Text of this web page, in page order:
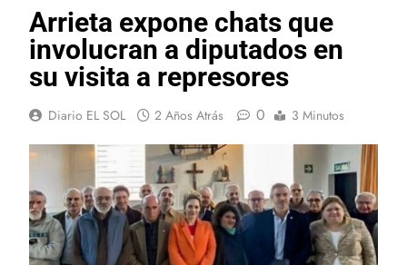
Arrieta expone chats que
involucran a diputados en
su visita a represores
Diario EL SOL 2 Años Atrás 0 3 Minutos